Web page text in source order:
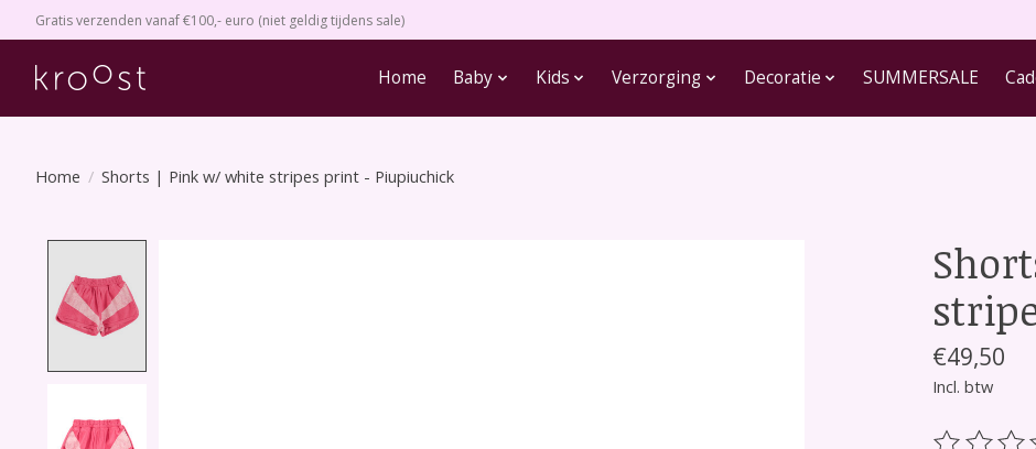
Gratis verzenden vanaf €100,- euro (niet geldig tijdens sale)
Home Baby Kids Verzorging Decoratie SUMMERSALE
Home / Shorts | Pink w/ white stripes print - Piupiuchick
€49,50
Incl. btw